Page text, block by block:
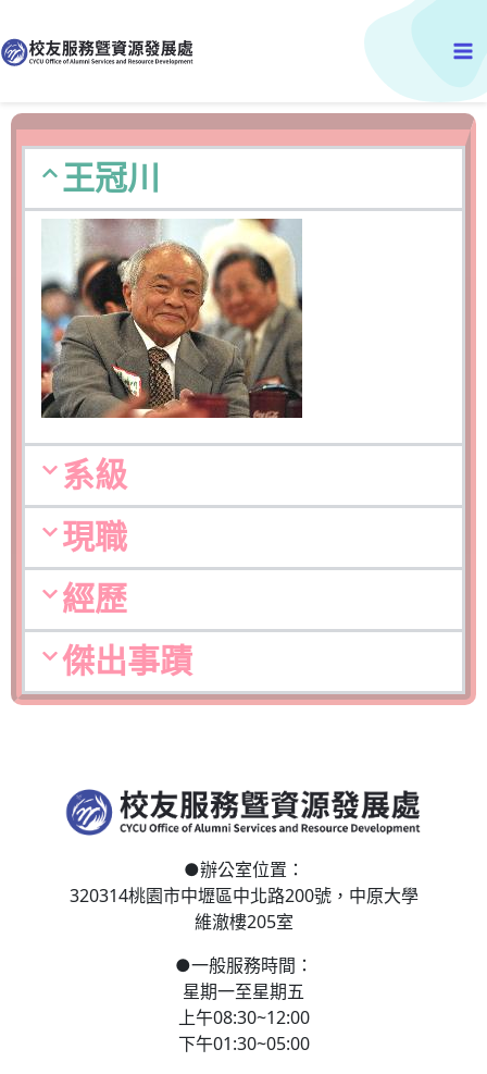
至
主
內
王冠川
系級
現職
經歷
傑出事蹟
●辦公室位置：
320314桃園市中壢區中北路200號， 中原大學
維澈樓205室
●一般服務時間：
星期一至星期五
上午08:30~12:00
下午01:30~05:00